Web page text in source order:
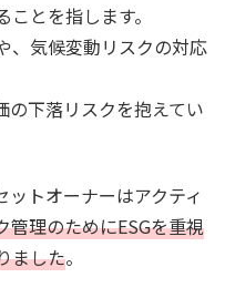
とを指します。
、気候変動リスクの対応
の下落リスクを抱えてい
トオーナーはアクティ
管理のためにESGを重視
ました。